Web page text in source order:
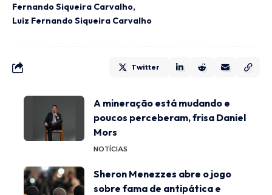
Fernando Siqueira Carvalho
Luiz Fernando Siqueira Carvalho
Twitter
A mineração está mudando e
poucos perceberam, frisa Daniel
Mors
NOTÍCIAS
Sheron Menezzes abre o jogo
sobre fama de antipática e